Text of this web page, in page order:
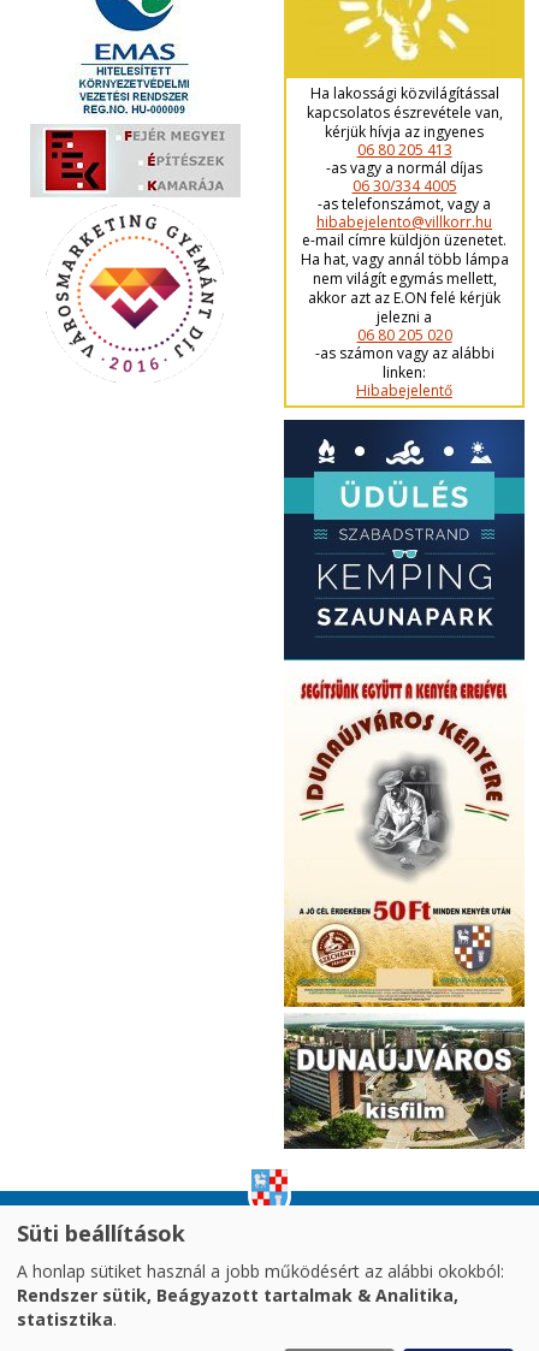
Ha lakossági közvilágítással
kapcsolatos észrevétele van,
kérjük hívja az ingyenes
06 80 205 413
-as vagy a normál díjas
06 30/334 4005
-as telefonszámot, vagy a
hibabejelento@villkorr.hu
e-mail címre küldjön üzenetet.
Ha hat, vagy annál több lámpa
nem világít egymás mellett,
akkor azt az E.ON felé kérjük
jelezni a
06 80 205 020
-as számon vagy az alábbi
linken:
Hibabejelentő
akadálymentesítési nyilatkozat|oldaltérkép|
süti kezelés
Süti beállítások
A honlap sütiket használ a jobb működésért az alábbi okokból:
Rendszer sütik, Beágyazott tartalmak & Analitika,
statisztika.